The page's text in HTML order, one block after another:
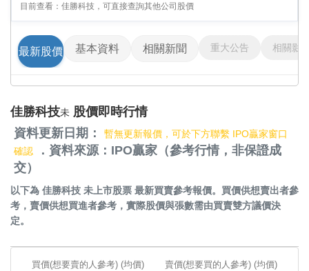
目前查看：佳勝科技，可直接查詢其他公司股價
最新股價 基本資料 相關新聞 重大公告 相關影
佳勝科技未 股價即時行情
資料更新日期：
暫無更新報價，可於下方聯繫 IPO贏家窗口
確認
．資料來源：IPO贏家（參考行情，非保證成
交）
以下為 佳勝科技 未上市股票 最新買賣參考報價。買價供想賣出者參
考，賣價供想買進者參考，實際股價與張數需由買賣雙方議價決
定。
買價(想要賣的人參考) (均價) 賣價(想要買的人參考) (均價)